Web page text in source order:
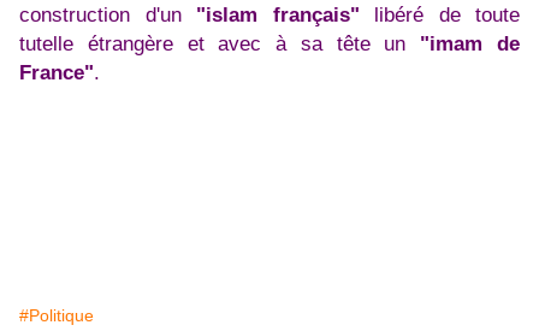
construction d'un "islam français" libéré de toute
tutelle étrangère et avec à sa tête un "imam de
France".
#Politique